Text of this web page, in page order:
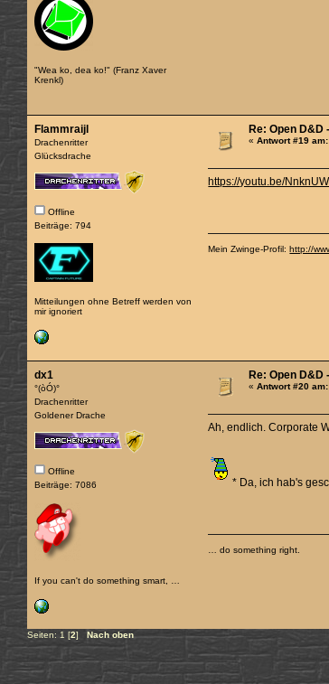
"Wea ko, dea ko!" (Franz Xaver
Krenkl)
Flammraijl
Drachenritter
Glücksdrache
Offline
Beiträge: 794
Mitteilungen ohne Betreff werden von
mir ignoriert
Re: Open D&D
«Antwort #19 am:
https://youtu.be/
Mein Zwinge-Profil:http://
dx1
°(òÓ)°
Drachenritter
Goldener Drache
Offline
Beiträge: 7086
If you can't do something smart, …
Re: Open D&D
«Antwort #20 am:
Ah, endlich. Corporate
* Da, ich hab's
… do something right.
Seiten: 1 [2] Nach oben